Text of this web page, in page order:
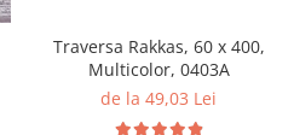
Traversa Rakkas, 60 x 400,
Multicolor, 0403A
de la 49,03 Lei